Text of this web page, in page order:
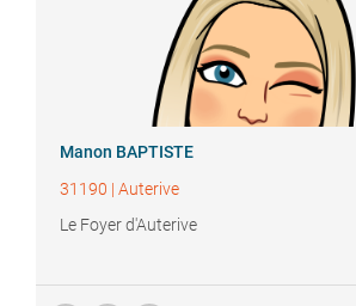
Manon BAPTISTE
31190 | Auterive
Le Foyer d'Auterive